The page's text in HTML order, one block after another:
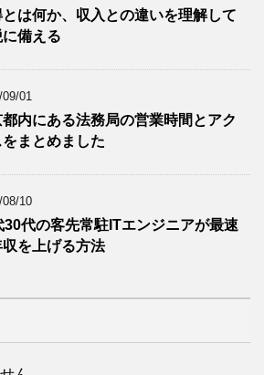
とは何か、収入との違いを理解して
備える
09/01
内にある法務局の営業時間とアク
をまとめました
08/10
30代の客先常駐ITエンジニアが最速
を上げる方法